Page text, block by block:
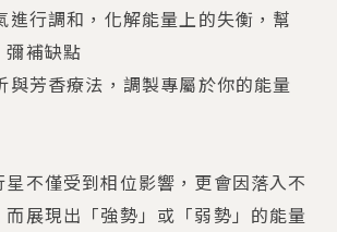
進行調和，化解能量上的失衡，幫
彌補缺點
與芳香療法，調製專屬於你的能量
不僅受到相位影響，更會因落入不
展現出「強勢」或「弱勢」的能量